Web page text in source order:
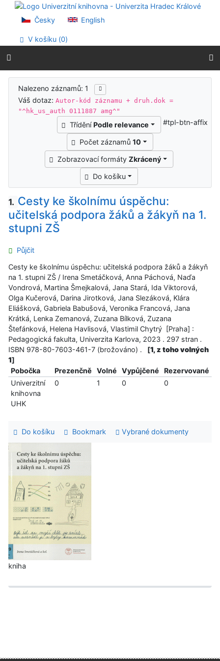
Přejít na obsah
Přejít na menu
Prohlášení o webové přístupnosti
Česky English
V košíku (0)
Výsledky vyhledávání
Nalezeno záznamů: 1
Váš dotaz:Autor-kód záznamu + druh.dok =
"^hk_us_auth 0111887 amg^"
Třídění Podle relevance
Počet záznamů 10
Zobrazovací formáty Zkrácený
Do košíku
#tpl-btn-affix
1. Cesty ke školnímu úspěchu:
učitelská podpora žáků a žákyň na 1.
stupni ZŠ
Půjčit
Cesty ke školnímu úspěchu: učitelská podpora žáků a žákyň
na 1. stupni ZŠ / Irena Smetáčková, Anna Páchová, Naďa
Vondrová, Martina Šmejkalová, Jana Stará, Ida Viktorová,
Olga Kučerová, Darina Jirotková, Jana Slezáková, Klára
Eliášková, Gabriela Babušová, Veronika Francová, Jana
Krátká, Lenka Zemanová, Zuzana Bílková, Zuzana
Štefánková, Helena Havlisová, Vlastimil Chytrý [Praha] :
Pedagogická fakulta, Univerzita Karlova, 2023 . 297 stran .
ISBN 978-80-7603-461-7 (brožováno) .
[1, z toho volných
1]
Pobočka
Prezenčně Volné Vypůjčené
Rezervované
Univerzitní
knihovna
UHK
0 1 0 0
Do košíku Bookmark Vybrané dokumenty
kniha